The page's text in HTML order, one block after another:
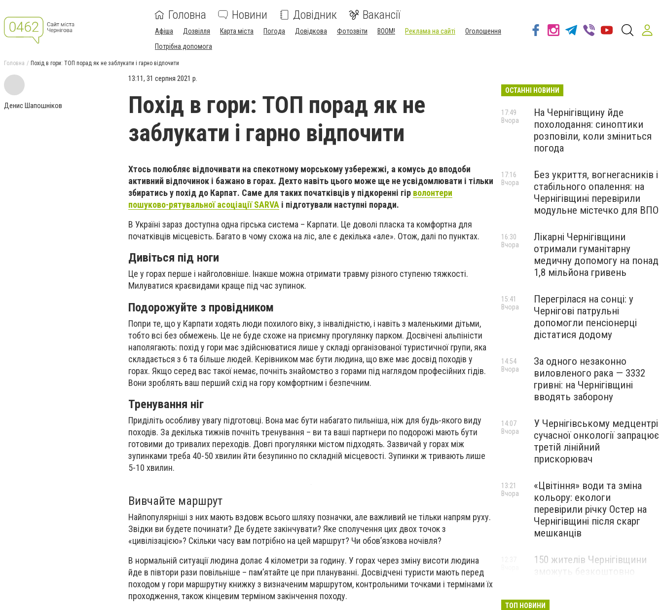
Головна Новини Довідник Вакансії
Афіша Дозвілля Карта міста Погода Довідкова Фотозвіти BOOM! Реклама на сайті
Оголошення
Потрібна допомога
Головна Похід в гори: ТОП порад як не заблукати і гарно відпочити
Денис Шапошніков
13:11, 31 серпня 2021 р.
Похід в гори: ТОП порад як не
заблукати і гарно відпочити
Хтось полюбляє відпочивати на спекотному морському узбережжі, а комусь до вподоби
активний відпочинок і бажано в горах. Дехто навіть цього може ще не усвідомлювати і тільки
збиратись у похід до Карпат. Саме для таких початківців у підкоренні гір волонтери
пошуково-рятувальної асоціації SARVA і підготували наступні поради.
В Україні зараз доступна одна гірська система – Карпати. Це доволі пласка та комфортна для
початківців місцевість. Багато в чому схожа на ліс, але є декілька «але». Отож, далі по пунктах.
Дивіться під ноги
Це у горах перше і найголовніше. Інакше можна отримати травму різного ступеню тяжкості.
Милуватися краєвидами краще під час зупинок.
Подорожуйте з провідником
Попри те, що у Карпати ходять люди похилого віку, з інвалідністю, і навіть з маленькими дітьми,
тобто всі без обмежень. Це не буде схоже на приємну прогулянку парком. Досвічені альпіністи
наполягають: похід у гори має здійснюватися лише у складі організованої туристичної групи, яка
складається з 6 та більше людей. Керівником має бути людина, що вже має досвід походів у
горах. Якщо серед вас такої немає, почніть знайомство з горами під наглядом професійних гідів.
Вони зроблять ваш перший схід на гору комфортним і безпечним.
Тренування ніг
Приділіть особливу увагу підготовці. Вона має бути набагато пильніша, ніж для будь-якого виду
походів. За декілька тижнів почніть тренування – ви та ваші партнери по подорожі мають бути
готовими до тривалих переходів. Довгі прогулянки містом підходять. Зазвичай у горах між
зупинками треба 40-50 хвилин йти безупинно по складній місцевості. Зупинки ж тривають лише
5-10 хвилин.
Вивчайте маршрут
Найпопулярніші з них мають вздовж всього шляху позначки, але важливий не тільки напрям руху.
Звідки ви будете починати? Де будете закінчувати? Яке сполучення цих двох точок з
«цивілізацією»? Скільки часу вам потрібно на цей маршрут? Чи обов’язкова ночівля?
В нормальній ситуації людина долає 4 кілометри за годину. У горах через зміну висоти людина
йде в півтори рази повільніше – пам’ятайте це при плануванні. Досвідчені туристи мають перед
походом у гори маршрутну книжку з визначеним маршрутом, контрольними точками і термінами їх
проходження, також кінцевим терміном закінчення походу.
ОСТАННІ НОВИНИ
На Чернігівщину йде
похолодання: синоптики
розповіли, коли зміниться
погода
17:49
Вчора
Без укриття, вогнегасників і
стабільного опалення: на
Чернігівщині перевірили
модульне містечко для ВПО
17:16
Вчора
Лікарні Чернігівщини
отримали гуманітарну
медичну допомогу на понад
1,8 мільйона гривень
16:30
Вчора
Перегрілася на сонці: у
Чернігові патрульні
допомогли пенсіонерці
дістатися додому
15:41
Вчора
За одного незаконно
виловленого рака — 3332
гривні: на Чернігівщині
вводять заборону
14:54
Вчора
У Чернігівському медцентрі
сучасної онкології запрацює
третій лінійний
прискорювач
14:07
Вчора
«Цвітіння» води та зміна
кольору: екологи
перевірили річку Остер на
Чернігівщині після скарг
мешканців
13:21
Вчора
150 жителів Чернігівщини
зможуть безкоштовно
ТОП НОВИНИ